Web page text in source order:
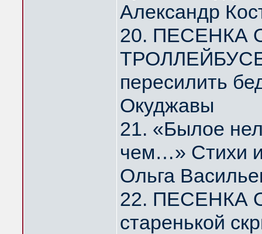
Александр
20.
ТРОЛЛЕЙБУСЕ
пересилить
Окуджавы
21. «Былое
чем…» Стихи
Ольга
22. ПЕСЕНКА
старенькой